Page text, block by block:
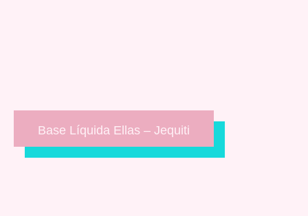
Base Líquida Ellas – Jequiti